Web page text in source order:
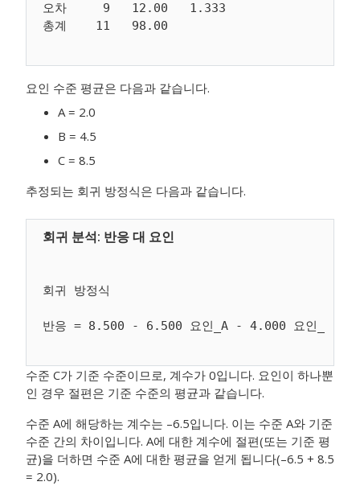
오차     9   12.00   1.333
요인 수준 평균은 다음과 같습니다.
A = 2.0
B = 4.5
C = 8.5
추정되는 회귀 방정식은 다음과 같습니다.
회귀 방정식
수준 C가 기준 수준이므로, 계수가 0입니다. 요인이 하나뿐
인 경우 절편은 기준 수준의 평균과 같습니다.
수준 A에 해당하는 계수는 –6.5입니다. 이는 수준 A와 기준
수준 간의 차이입니다. A에 대한 계수에 절편(또는 기준 평
균)을 더하면 수준 A에 대한 평균을 얻게 됩니다(–6.5 + 8.5
= 2.0).